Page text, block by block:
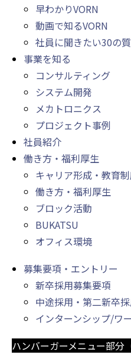
早わかりVORN
動画で知るVORN
社員に聞きたい30の
事業を知る
コンサルティング
システム開発
メカトロニクス
プロジェクト事例
社員紹介
働き方・福利厚生
キャリア形成・教育
働き方・福利厚生
ブロック活動
BUKATSU
オフィス環境
募集要項・エントリー
新卒採用募集要項
中途採用・第二新卒
インターンシップ/ワ
ハンバーガーメニュー部分